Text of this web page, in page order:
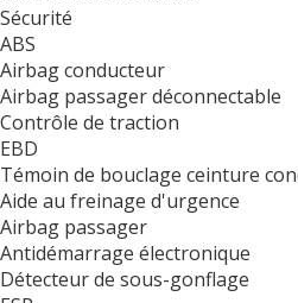
Sécurité
ABS
Airbag conducteur
Airbag passager déconnectable
Contrôle de traction
EBD
Témoin de bouclage ceinture
Aide au freinage d'urgence
Airbag passager
Antidémarrage électronique
Détecteur de sous-gonflage